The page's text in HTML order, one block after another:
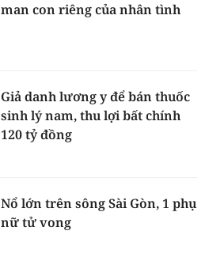
man con riêng của nhân tình
Giả danh lương y để bán thuốc
sinh lý nam, thu lợi bất chính
120 tỷ đồng
Nổ lớn trên sông Sài Gòn, 1 phụ
nữ tử vong